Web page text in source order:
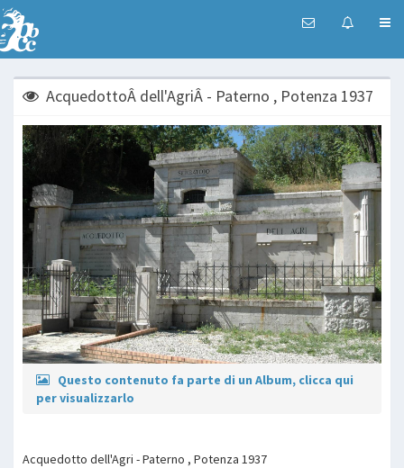
AcquedottoÂ dell'AgriÂ - Paterno , Potenza 1937
Questo contenuto fa parte di un Album, clicca qui
per visualizzarlo
Acquedotto dell'Agri - Paterno , Potenza 1937